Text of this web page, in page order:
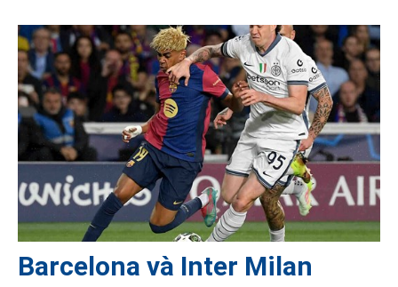
Barcelona và Inter Milan